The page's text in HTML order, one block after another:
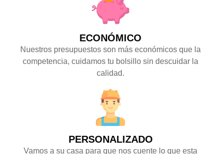
ECONÓMICO
Nuestros presupuestos son más económicos que la
competencia, cuidamos tu bolsillo sin descuidar la
calidad.
PERSONALIZADO
Vamos a su casa para que nos cuente lo que esta